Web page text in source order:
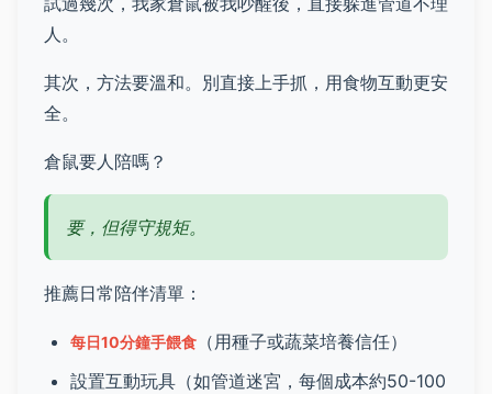
人。
其次，方法要溫和。別直接上手抓，用食物互動更安
全。
倉鼠要人陪嗎？
要，但得守規矩。
推薦日常陪伴清單：
每日10分鐘手餵食 （用種子或蔬菜培養信任）
設置互動玩具（如管道迷宮，每個成本約50-100